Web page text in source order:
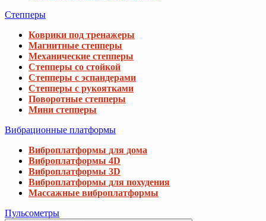
Степперы
Коврики под тренажеры
Магнитные степперы
Механические степперы
Степперы со стойкой
Степперы с эспандерами
Степперы с рукоятками
Поворотные степперы
Мини степперы
Вибрационные платформы
Виброплатформы для дома
Виброплатформы 4D
Виброплатформы 3D
Виброплатформы для похудения
Массажные виброплатформы
Пульсометры